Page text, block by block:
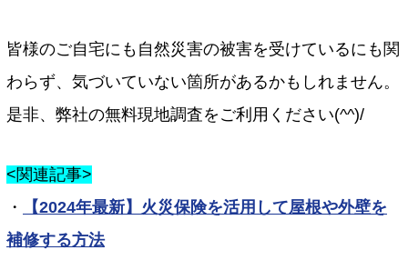
皆様のご自宅にも自然災害の被害を受けているにも関
わらず、気づいていない箇所があるかもしれません。
是非、弊社の無料現地調査をご利用ください(^^)/
<関連記事>
・
【2024年最新】火災保険を活用して屋根や外壁を
補修する方法